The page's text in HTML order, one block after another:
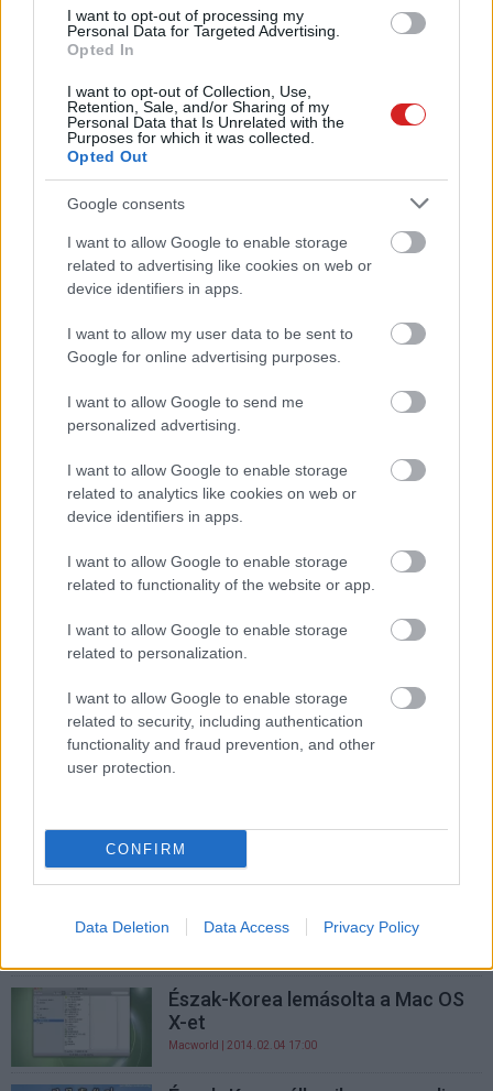
I want to opt-out of processing my
Personal Data for Targeted Advertising.
Opted In
I want to opt-out of Collection, Use,
Retention, Sale, and/or Sharing of my
Personal Data that Is Unrelated with the
Purposes for which it was collected.
Opted Out
Google consents
I want to allow Google to enable storage
related to advertising like cookies on web or
device identifiers in apps.
I want to allow my user data to be sent to
Google for online advertising purposes.
I want to allow Google to send me
personalized advertising.
I want to allow Google to enable storage
related to analytics like cookies on web or
device identifiers in apps.
I want to allow Google to enable storage
related to functionality of the website or app.
I want to allow Google to enable storage
related to personalization.
I want to allow Google to enable storage
related to security, including authentication
functionality and fraud prevention, and other
user protection.
CONFIRM
Data Deletion Data Access Privacy Policy
hackaerek
| 2022.01.16 15:11
Észak-Korea állítólag meg akarta
hackelni a Pfizert, hogy ellopja a
vakcina receptjét
Orosz és észak-koreai hackerek
támadják a vakcina-kutatókat
computertrends.hu| 2020.11.17 10:26
Musk szerint az AI veszélyesebb,
mint Észak-Korea
PCW.pro
Ilyen kicsi az észak-koreai
internet
Ilyen egyszerű volt feltörni az
észak-koreai Facebookot
Így lehet elképesztően zárt még a
Szoftver| 2015.12.30 11:01
Észak-Korea saját időzónára áll át
Közélet| 2015.01.23 08:01
Jön a Windows 10 és a 8
hírösszefoglaló
Észak-Korea lemásolta a Mac OS
X-et
Macworld | 2014.02.04 17:00